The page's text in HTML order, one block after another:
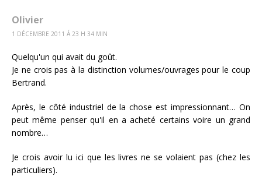
Olivier
1 DÉCEMBRE 2011 Á 23 H 34 MIN
Quelqu'un qui avait du goût.
Je ne crois pas à la distinction volumes/ouvrages pour le coup
Bertrand.
Après, le côté industriel de la chose est impressionnant… On
peut même penser qu'il en a acheté certains voire un grand
nombre…
Je crois avoir lu ici que les livres ne se volaient pas (chez les
particuliers).